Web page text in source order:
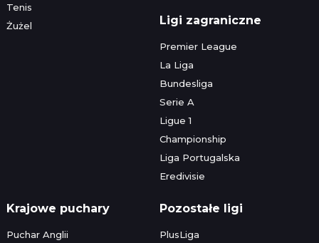
Tenis
Żużel
Ligi zagraniczne
Premier League
La Liga
Bundesliga
Serie A
Ligue 1
Championship
Liga Portugalska
Eredivisie
Krajowe puchary
Puchar Anglii
Pozostałe ligi
PlusLiga